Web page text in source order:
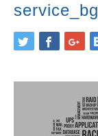
service_bg